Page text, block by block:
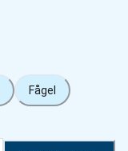
Fågel